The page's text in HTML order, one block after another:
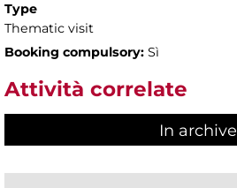
Type
Thematic visit
Booking compulsory: Sì
Attività correlate
In archive